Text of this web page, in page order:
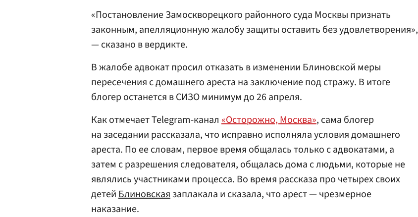
«Постановление Замоскворецкого районного суда Москвы признать
законным, апелляционную жалобу защиты оставить без удовлетворения»,
— сказано в вердикте.
В жалобе адвокат просил отказать в изменении Блиновской меры
пересечения с домашнего ареста на заключение под стражу. В итоге
блогер останется в СИЗО минимум до 26 апреля.
Как отмечает Telegram-канал «Осторожно, Москва», сама блогер
на заседании рассказала, что исправно исполняла условия домашнего
ареста. По ее словам, первое время общалась только с адвокатами, а
затем с разрешения следователя, общалась дома с людьми, которые не
являлись участниками процесса. Во время рассказа про четырех своих
детейБлиновскаязаплакала и сказала, что арест — чрезмерное
наказание.